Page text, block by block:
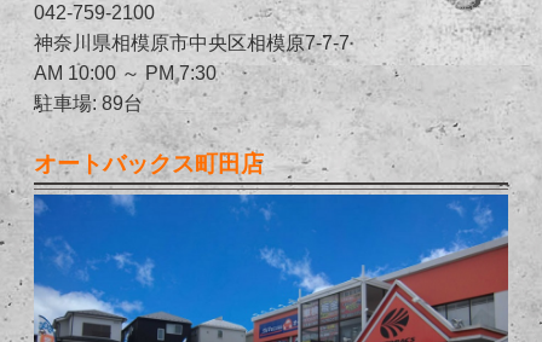
042-759-2100
神奈川県相模原市中央区相模原7-7-7
AM 10:00 ～ PM 7:30
駐車場: 89台
オートバックス町田店